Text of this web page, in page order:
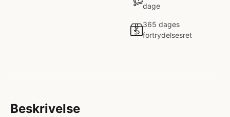
dage
365 dages
fortrydelsesret
Beskrivelse